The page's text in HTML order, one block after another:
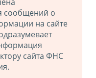
сообщений о
на сайте
сайта ФНС